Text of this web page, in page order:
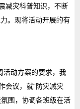
减灾科普知识，不断
。现将活动开展的有
活动方案的要求，我
会议，就“防灾减灾
围，协调各班级在活